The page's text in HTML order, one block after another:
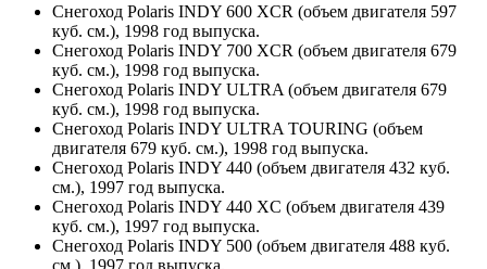
Снегоход Polaris INDY 600 XCR (объем двигателя 597
куб. см.), 1998 год выпуска.
Снегоход Polaris INDY 700 XCR (объем двигателя 679
куб. см.), 1998 год выпуска.
Снегоход Polaris INDY ULTRA (объем двигателя 679
куб. см.), 1998 год выпуска.
Снегоход Polaris INDY ULTRA TOURING (объем
двигателя 679 куб. см.), 1998 год выпуска.
Снегоход Polaris INDY 440 (объем двигателя 432 куб.
см.), 1997 год выпуска.
Снегоход Polaris INDY 440 XC (объем двигателя 439
куб. см.), 1997 год выпуска.
Снегоход Polaris INDY 500 (объем двигателя 488 куб.
см.), 1997 год выпуска.